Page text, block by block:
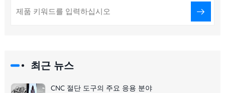
최근 뉴스
CNC 절단 도구의 주요 응용 분야